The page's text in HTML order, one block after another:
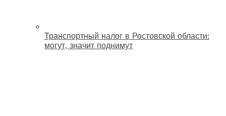
Транспортный налог в Ростовской области:
могут, значит поднимут